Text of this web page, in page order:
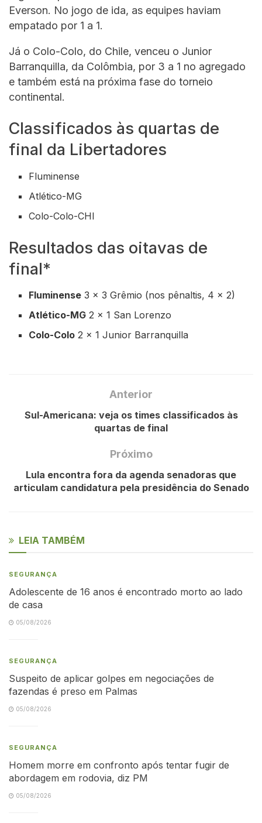
Everson. No jogo de ida, as equipes haviam
empatado por 1 a 1.
Já o Colo-Colo, do Chile, venceu o Junior
Barranquilla, da Colômbia, por 3 a 1 no agregado
e também está na próxima fase do torneio
continental.
Classificados às quartas de
final da Libertadores
Fluminense
Atlético-MG
Colo-Colo-CHI
Resultados das oitavas de
final*
Fluminense 3 x 3 Grêmio (nos pênaltis, 4 x 2)
Atlético-MG 2 x 1 San Lorenzo
Colo-Colo 2 x 1 Junior Barranquilla
Anterior
Sul-Americana: veja os times classificados às
quartas de final
Próximo
Lula encontra fora da agenda senadoras que
articulam candidatura pela presidência do Senado
LEIA TAMBÉM
SEGURANÇA
Adolescente de 16 anos é encontrado morto ao lado
de casa
05/08/2026
SEGURANÇA
Suspeito de aplicar golpes em negociações de
fazendas é preso em Palmas
05/08/2026
SEGURANÇA
Homem morre em confronto após tentar fugir de
abordagem em rodovia, diz PM
05/08/2026